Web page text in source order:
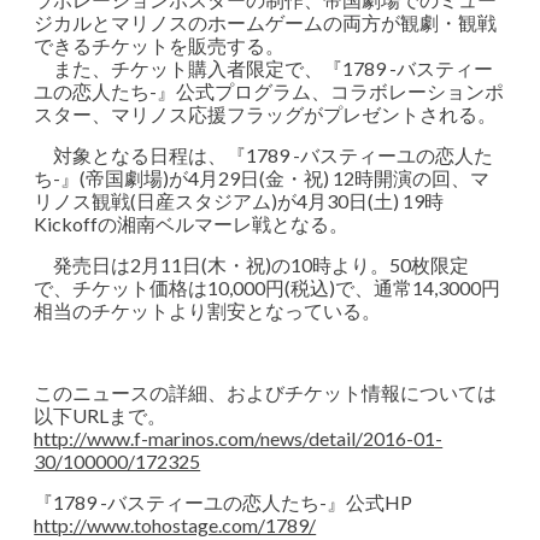
ジカルとマリノスのホームゲームの両方が観劇・観戦
できるチケットを販売する。
また、チケット購入者限定で、『1789 -バスティー
ユの恋人たち-』公式プログラム、コラボレーションポ
スター、マリノス応援フラッグがプレゼントされる。
対象となる日程は、『1789 -バスティーユの恋人た
ち-』(帝国劇場)が4月29日(金・祝) 12時開演の回、マ
リノス観戦(日産スタジアム)が4月30日(土) 19時
Kickoffの湘南ベルマーレ戦となる。
発売日は2月11日(木・祝)の10時より。50枚限定
で、チケット価格は10,000円(税込)で、通常14,3000円
相当のチケットより割安となっている。
このニュースの詳細、およびチケット情報については
以下URLまで。
http://www.f-marinos.com/news/detail/2016-01-
30/100000/172325
『1789 -バスティーユの恋人たち-』公式HP
http://www.tohostage.com/1789/